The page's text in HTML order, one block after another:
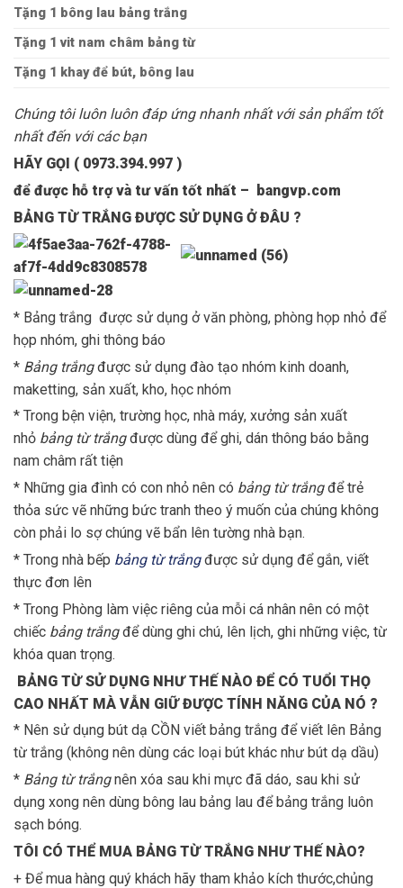
Tặng 1 bông lau bảng trắng
Tặng 1 vit nam châm bảng từ
Tặng 1 khay để bút, bông lau
Chúng tôi luôn luôn đáp ứng nhanh nhất với sản phẩm tốt
nhất đến với các bạn
HÃY GỌI ( 0973.394.997 )
để được hỗ trợ và tư vấn tốt nhất – bangvp.com
BẢNG TỪ TRẮNG ĐƯỢC SỬ DỤNG Ở ĐÂU ?
* Bảng trắng được sử dụng ở văn phòng, phòng họp nhỏ để
họp nhóm, ghi thông báo
* Bảng trắngđược sử dụng đào tạo nhóm kinh doanh,
maketting, sản xuất, kho, học nhóm
* Trong bện viện, trường học, nhà máy, xưởng sản xuất
nhỏ bảng từ trắngđược dùng để ghi, dán thông báo bằng
nam châm rất tiện
* Những gia đình có con nhỏ nên có bảng từ trắngđể trẻ
thỏa sức vẽ những bức tranh theo ý muốn của chúng không
còn phải lo sợ chúng vẽ bẩn lên tường nhà bạn.
* Trong nhà bếp bảng từ trắngđược sử dụng để gắn, viết
thực đơn lên
* Trong Phòng làm việc riêng của mỗi cá nhân nên có một
chiếc bảng trắngđể dùng ghi chú, lên lịch, ghi những việc, từ
khóa quan trọng.
BẢNG TỪ SỬ DỤNG NHƯ THẾ NÀO ĐỂ CÓ TUỔI THỌ
CAO NHẤT MÀ VẪN GIỮ ĐƯỢC TÍNH NĂNG CỦA NÓ ?
* Nên sử dụng bút dạ CỒN viết bảng trắng để viết lên Bảng
từ trắng (không nên dùng các loại bút khác như bút dạ dầu)
* Bảng từ trắngnên xóa sau khi mực đã dáo, sau khi sử
dụng xong nên dùng bông lau bảng lau để bảng trắng luôn
sạch bóng.
TÔI CÓ THỂ MUA BẢNG TỪ TRẮNG NHƯ THẾ NÀO?
+ Để mua hàng quý khách hãy tham khảo kích thước,chủng